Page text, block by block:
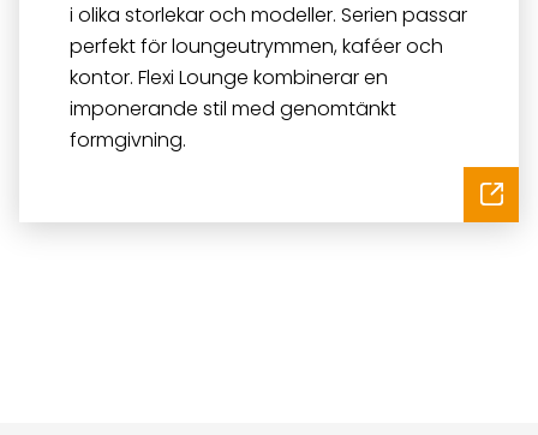
i olika storlekar och modeller. Serien passar
perfekt för loungeutrymmen, kaféer och
kontor. Flexi Lounge kombinerar en
imponerande stil med genomtänkt
formgivning.